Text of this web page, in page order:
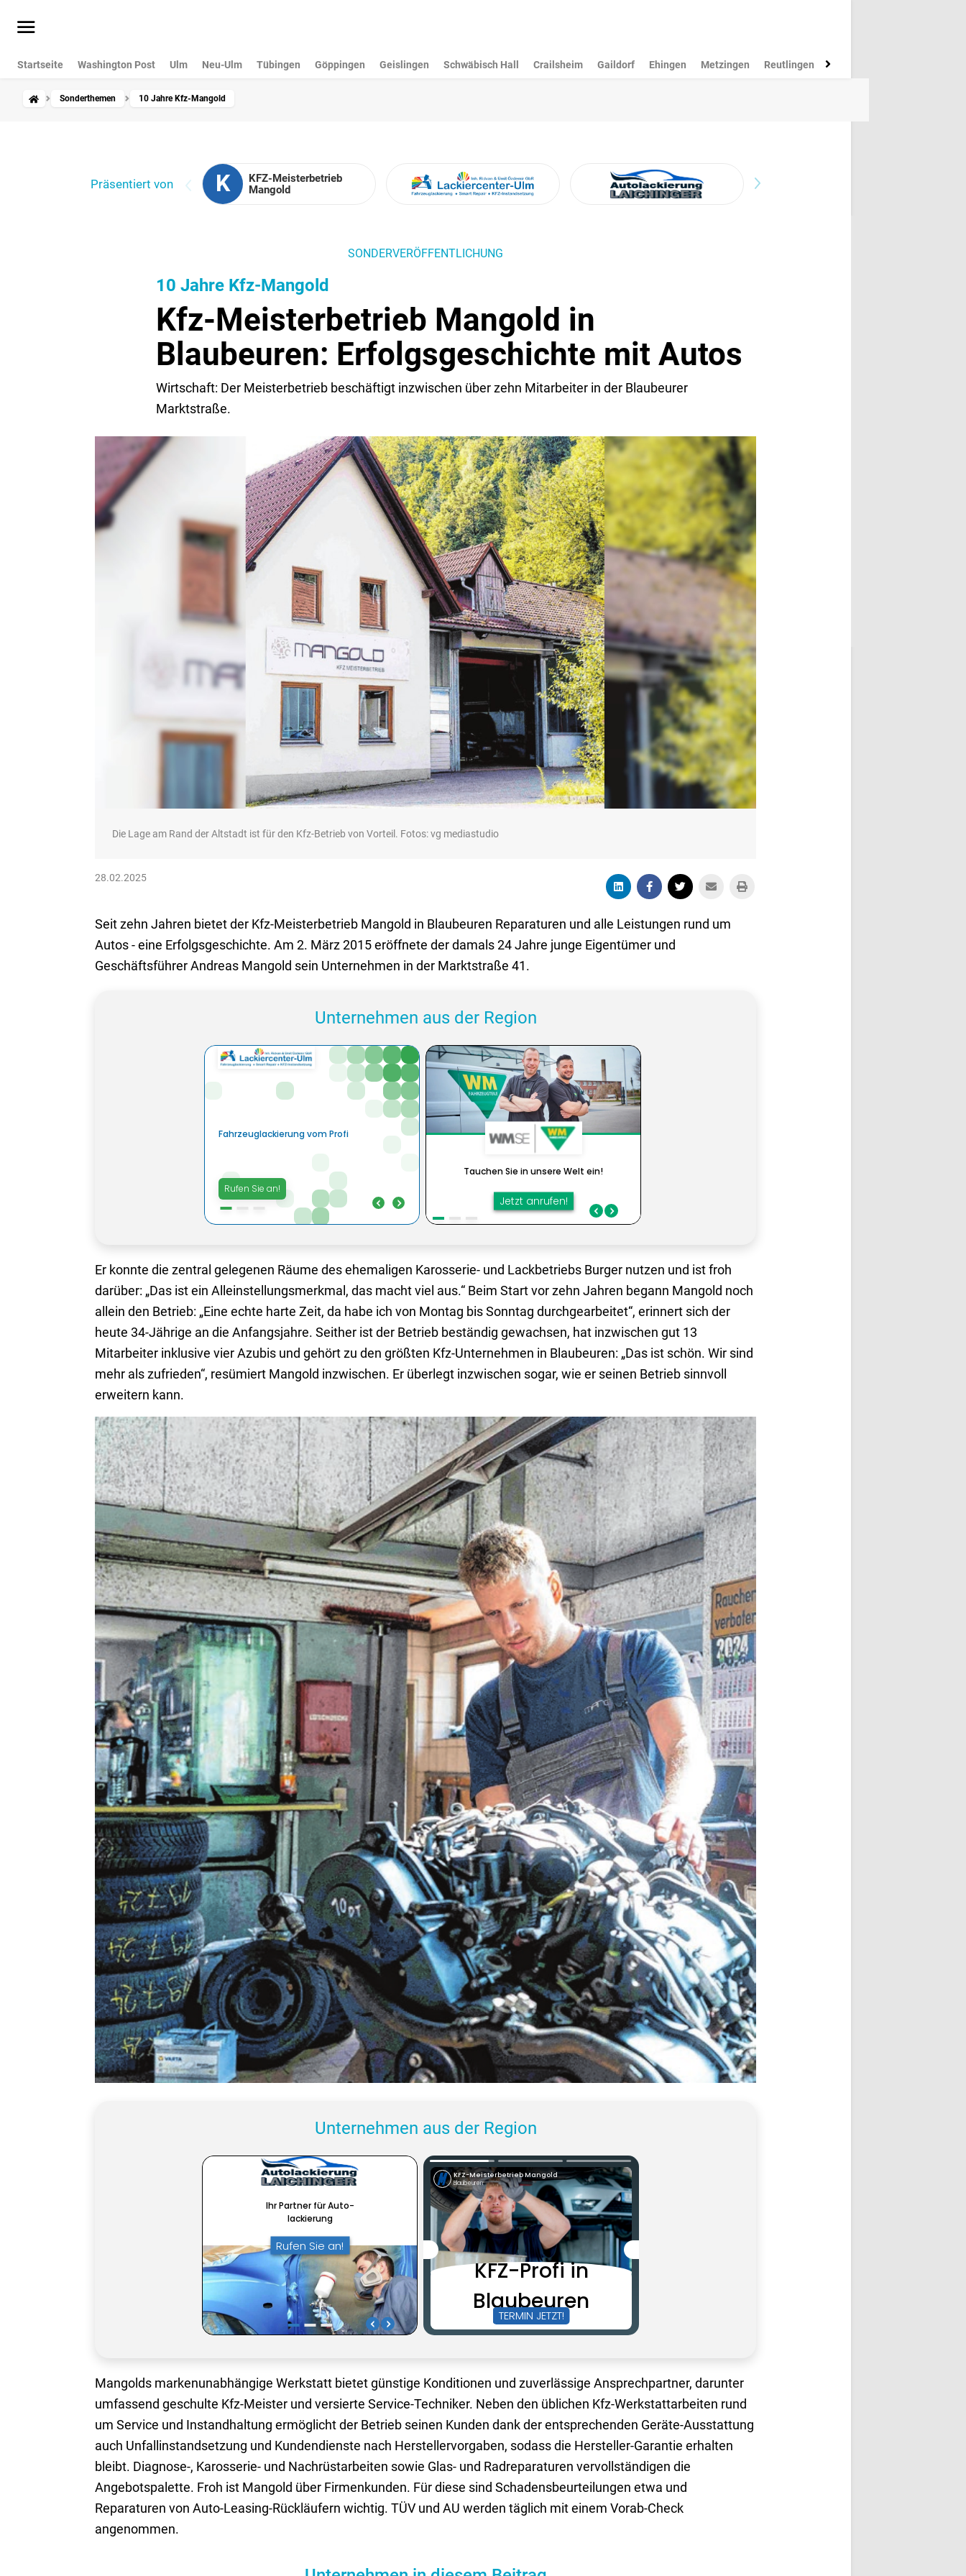
Startseite Washington Post Ulm Neu-Ulm Tübingen Göppingen Geislingen Schwäbisch Hall Crailsheim Gaildorf Ehingen Metzingen Reutlingen Münsingen
Sonderthemen 10 Jahre Kfz-Mangold
Präsentiert von K
KFZ-Meis­ter­be­trieb
Mangold
SONDERVERÖFFENTLICHUNG
10 Jahre Kfz-Mangold
Kfz-Meisterbetrieb Mangold in
Blaubeuren: Erfolgsgeschichte mit Autos
Wirtschaft: Der Meisterbetrieb beschäftigt inzwischen über zehn Mitarbeiter in der Blaubeurer
Marktstraße.
Die Lage am Rand der Altstadt ist für den Kfz-Betrieb von Vorteil. Fotos: vg mediastudio
28.02.2025
Seit zehn Jahren bietet der Kfz-Meisterbetrieb Mangold in Blaubeuren Reparaturen und alle Leistungen rund um
Autos - eine Erfolgsgeschichte. Am 2. März 2015 eröffnete der damals 24 Jahre junge Eigentümer und
Geschäftsführer Andreas Mangold sein Unternehmen in der Marktstraße 41.
Unternehmen aus der Region
Er konnte die zentral gelegenen Räume des ehemaligen Karosserie- und Lackbetriebs Burger nutzen und ist froh
darüber: „Das ist ein Alleinstellungsmerkmal, das macht viel aus.“ Beim Start vor zehn Jahren begann Mangold noch
allein den Betrieb: „Eine echte harte Zeit, da habe ich von Montag bis Sonntag durchgearbeitet“, erinnert sich der
heute 34-Jährige an die Anfangsjahre. Seither ist der Betrieb beständig gewachsen, hat inzwischen gut 13
Mitarbeiter inklusive vier Azubis und gehört zu den größten Kfz-Unternehmen in Blaubeuren: „Das ist schön. Wir sind
mehr als zufrieden“, resümiert Mangold inzwischen. Er überlegt inzwischen sogar, wie er seinen Betrieb sinnvoll
erweitern kann.
Unternehmen aus der Region
Mangolds markenunabhängige Werkstatt bietet günstige Konditionen und zuverlässige Ansprechpartner, darunter
umfassend geschulte Kfz-Meister und versierte Service-Techniker. Neben den üblichen Kfz-Werkstattarbeiten rund
um Service und Instandhaltung ermöglicht der Betrieb seinen Kunden dank der entsprechenden Geräte-Ausstattung
auch Unfallinstandsetzung und Kundendienste nach Herstellervorgaben, sodass die Hersteller-Garantie erhalten
bleibt. Diagnose-, Karosserie- und Nachrüstarbeiten sowie Glas- und Radreparaturen vervollständigen die
Angebotspalette. Froh ist Mangold über Firmenkunden. Für diese sind Schadensbeurteilungen etwa und
Reparaturen von Auto-Leasing-Rückläufern wichtig. TÜV und AU werden täglich mit einem Vorab-Check
angenommen.